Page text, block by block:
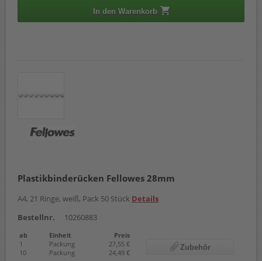
In den Warenkorb
Plastikbinderücken Fellowes 28mm
A4, 21 Ringe, weiß, Pack 50 Stück Details
Bestellnr.
10260883
ab Einheit
Preis
1
Packung
27,55 €
10
Packung 24,49 €
Zubehör